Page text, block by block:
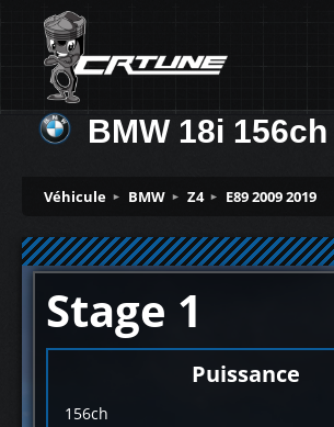
BMW 18i 156ch
Véhicule BMW Z4 E89 2009 2019
Stage 1
Puissance
156ch